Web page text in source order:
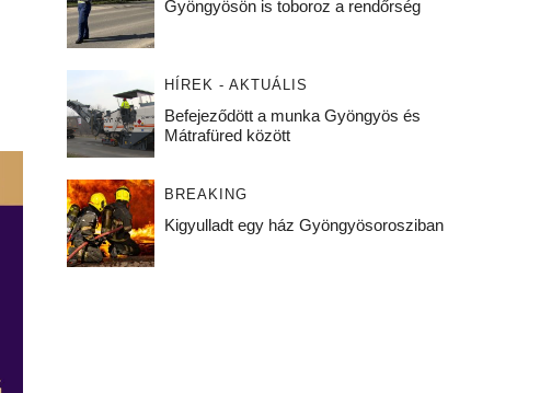
Gyöngyösön is toboroz a rendőrség
HÍREK - AKTUÁLIS
Befejeződött a munka Gyöngyös és
Mátrafüred között
BREAKING
Kigyulladt egy ház Gyöngyösorosziban